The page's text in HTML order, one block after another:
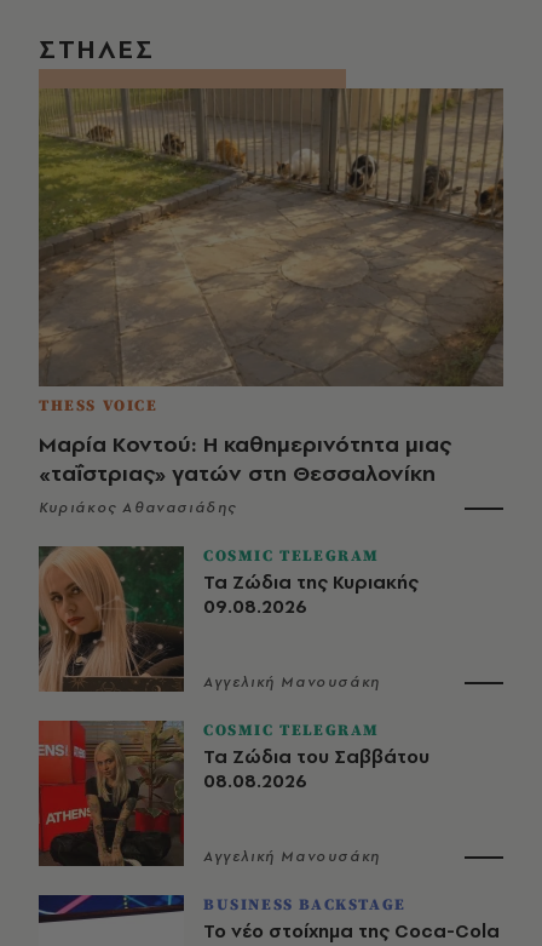
ΣΤΗΛΕΣ
THESS VOICE
Μαρία Κοντού: Η καθημερινότητα μιας
«ταΐστριας» γατών στη Θεσσαλονίκη
Κυριάκος Αθανασιάδης
COSMIC TELEGRAM
Τα Ζώδια της Κυριακής
09.08.2026
Αγγελική Μανουσάκη
COSMIC TELEGRAM
Τα Ζώδια του Σαββάτου
08.08.2026
Αγγελική Μανουσάκη
BUSINESS BACKSTAGE
Το νέο στοίχημα της Coca-Cola